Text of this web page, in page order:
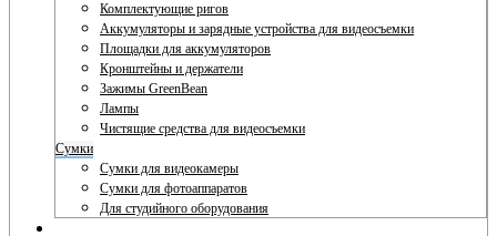
Комплектующие ригов
Аккумуляторы и зарядные устройства для видеосъемки
Площадки для аккумуляторов
Кронштейны и держатели
Зажимы GreenBean
Лампы
Чистящие средства для видеосъемки
Сумки
Сумки для видеокамеры
Сумки для фотоаппаратов
Для студийного оборудования